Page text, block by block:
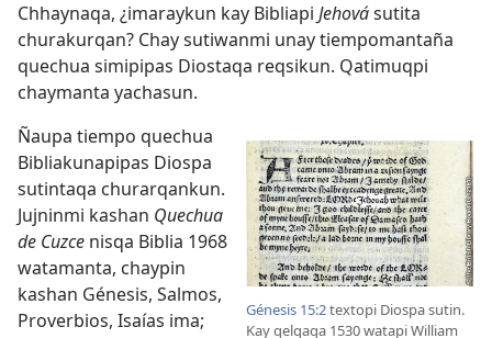
Chhaynaqa, ¿imaraykun kay Bibliapi Jehovásutita
churakurqan? Chay sutiwanmi unay tiempomantaña
quechua simipipas Diostaqa reqsikun. Qatimuqpi
chaymanta yachasun.
Génesis 15:2textopi Diospa sutin.
Kay qelqaqa 1530 watapi William
Ñaupa tiempo quechua
Bibliakunapipas Diospa
sutintaqa churarqankun.
Jujninmi kashan Quechua
de Cuzce nisqa Biblia 1968
watamanta, chaypin
kashan Génesis, Salmos,
Proverbios, Isaías ima;